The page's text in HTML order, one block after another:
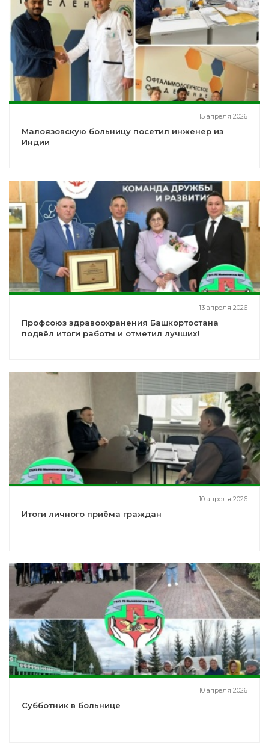
15 апреля 2026
Малоязовскую больницу посетил инженер из
Индии
13 апреля 2026
Профсоюз здравоохранения Башкортостана
подвёл итоги работы и отметил лучших!
10 апреля 2026
Итоги личного приёма граждан
10 апреля 2026
Субботник в больнице